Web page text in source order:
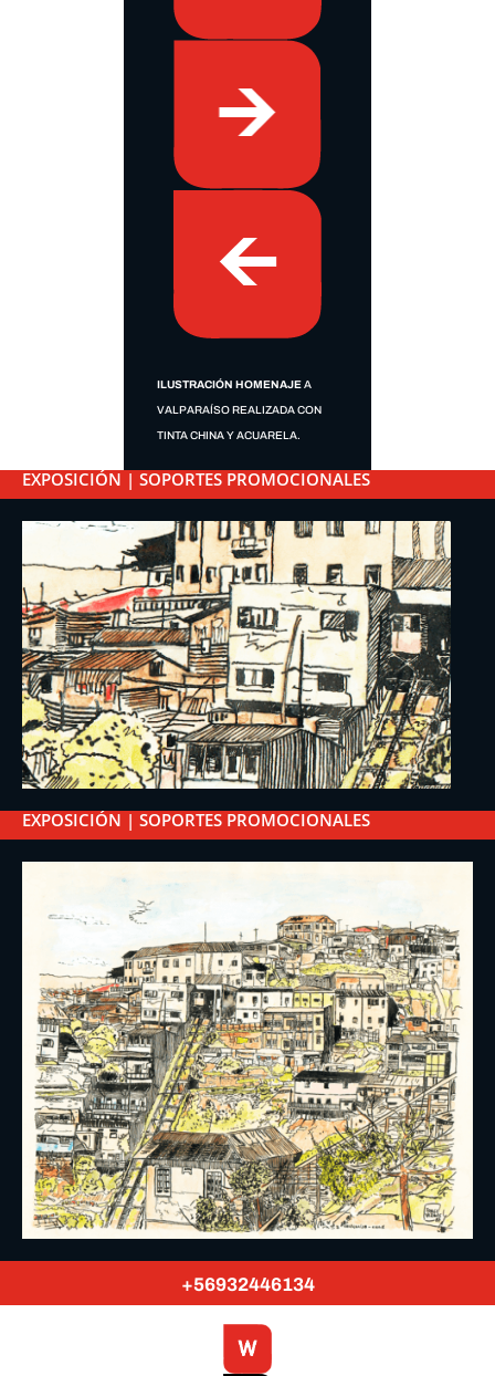
ILUSTRACIÓN HOMENAJEA
VALPARAÍSO REALIZADA CON
TINTA CHINA Y ACUARELA.
EXPOSICIÓN | SOPORTES PROMOCIONALES
EXPOSICIÓN | SOPORTES PROMOCIONALES
+56932446134